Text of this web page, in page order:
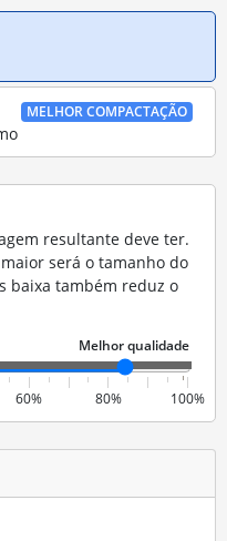
MELHOR COMPACTAÇÃO
resultante deve ter.
será o tamanho do
baixa também reduz o
60% 80% 100%